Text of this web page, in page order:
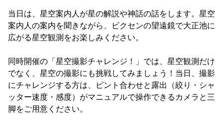
当日は、星空案内人が星の解説や神話の話をします。星空
案内人の案内を聞きながら、ビクセンの望遠鏡で大正池に
広がる星空観測をお楽しみください。
同時開催の「星空撮影チャレンジ！」では、星空観測だけ
でなく、星空の撮影にも挑戦してみましょう！当日、撮影
にチャレンジする方は、ピント合わせと露出（絞り・シャ
ッター速度・感度）がマニュアルで操作できるカメラと三
脚をご用意ください。